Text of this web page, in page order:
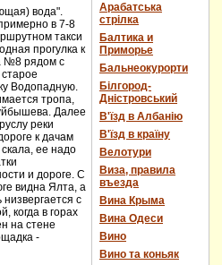
вода".
в 7-8
такси
прогулка к
№8 рядом с
Водопадную.
тропа,
Далее
реки
к дачам
ее надо
и дороге. С
видна Ялта, а
с
когда в горах
на стене
-
Арабатська
стрілка
Балтика и
Приморье
Бальнеокурорти
Білгород-
Дністровський
В'їзд в Албанію
В'їзд в країну
Велотури
Виза, правила
въезда
Вина Крыма
Вина Одеси
Вино
Вино та коньяк